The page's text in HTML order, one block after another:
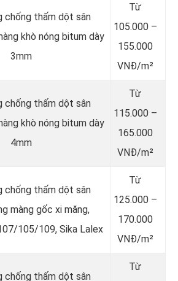
chống thấm dột sân
khò nóng bitum dày
3mm
Từ
105.000 –
155.000
VNĐ/m²
chống thấm dột sân
khò nóng bitum dày
4mm
Từ
115.000 –
165.000
VNĐ/m²
chống thấm dột sân
màng gốc xi măng,
105/109, Sika Lalex
Từ
125.000 –
170.000
VNĐ/m²
chống thấm dột sân
Từ